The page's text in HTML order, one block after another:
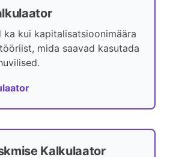
ka kui kapitalisatsioonimäära
mida saavad kasutada
Kalkulaator